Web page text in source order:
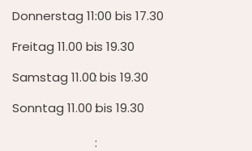
Donnerstag 11.00 bis 17.30
Freitag 11.00 bis 19.30
Samstag 11.00 bis 19.30
Sonntag 11.00 bis 19.30